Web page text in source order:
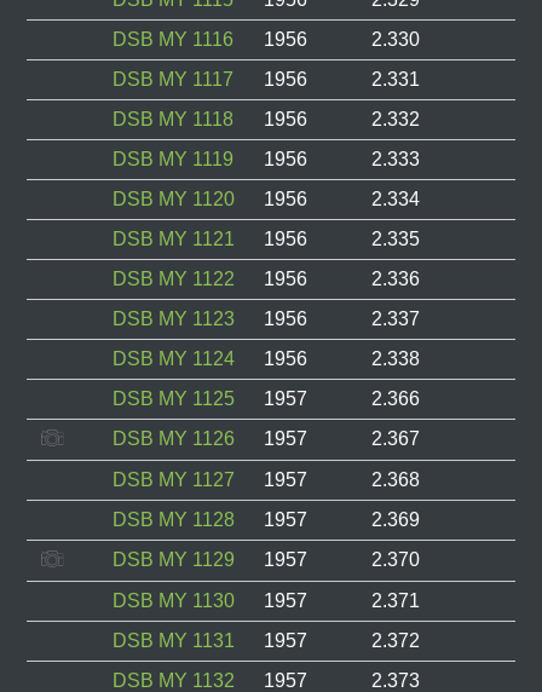
DSB MY 1116
1956 2.330
DSB MY 1117
1956 2.331
DSB MY 1118
1956 2.332
DSB MY 1119
1956 2.333
DSB MY 1120
1956 2.334
DSB MY 1121
1956 2.335
DSB MY 1122
1956 2.336
DSB MY 1123
1956 2.337
DSB MY 1124
1956 2.338
DSB MY 1125
1957 2.366
DSB MY 1126
1957 2.367
DSB MY 1127
1957 2.368
DSB MY 1128
1957 2.369
DSB MY 1129
1957 2.370
DSB MY 1130
1957 2.371
DSB MY 1131
1957 2.372
DSB MY 1132
1957 2.373